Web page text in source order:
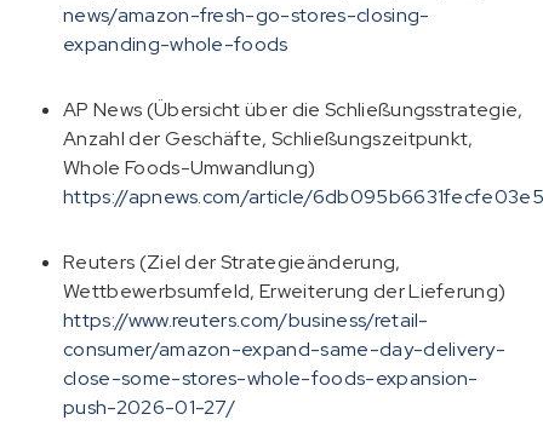
news/amazon-fresh-go-stores-closing-
expanding-whole-foods
AP News (Übersicht über die Schließungsstrategie,
Anzahl der Geschäfte, Schließungszeitpunkt,
Whole Foods-Umwandlung)
https://apnews.com/article/
Reuters (Ziel der Strategieänderung,
Wettbewerbsumfeld, Erweiterung der Lieferung)
https://www.reuters.com/business/retail-
consumer/amazon-expand-same-day-delivery-
close-some-stores-whole-foods-expansion-
push-2026-01-27/